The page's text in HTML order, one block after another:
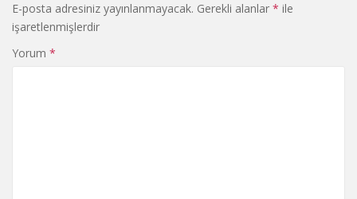
E-posta adresiniz yayınlanmayacak. Gerekli alanlar * ile
işaretlenmişlerdir
Yorum *